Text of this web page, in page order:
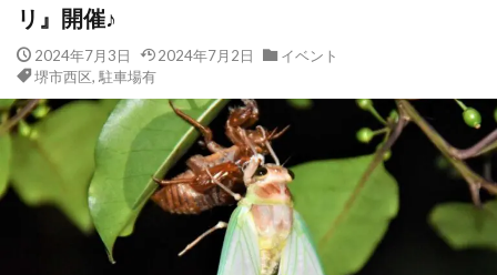
リ』開催♪
2024年7月3日 2024年7月2日
イベント
堺市西区, 駐車場有